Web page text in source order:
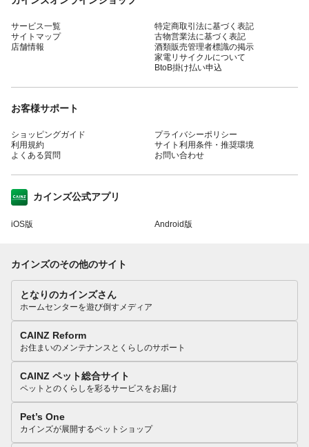
サービス一覧
サイトマップ
店舗情報
特定商取引法に基づく表記
古物営業法に基づく表記
酒類販売管理者標識の掲示
家電リサイクルについて
BtoB掛け払い申込
お客様サポート
ショッピングガイド
利用規約
よくある質問
プライバシーポリシー
サイト利用条件・推奨環境
お問い合わせ
カインズ公式アプリ
iOS版 Android版
カインズのその他のサイト
となりのカインズさん
ホームセンターを遊び倒すメディア
CAINZ Reform
お住まいのメンテナンスとくらしのサポート
CAINZ ペット総合サイト
ペットとのくらしを彩るサービスをお届け
Pet’s One
カインズが展開するペットショップ